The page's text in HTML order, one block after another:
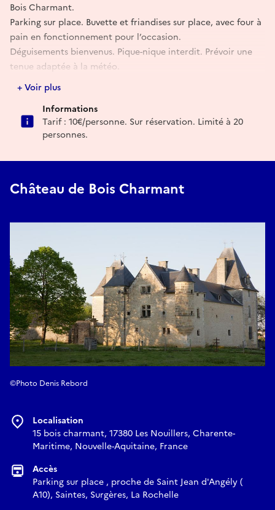
Bois Charmant.
Parking sur place. Buvette et friandises sur place, avec four à
pain en fonctionnement pour l’occasion.
Déguisements bienvenus. Pique-nique interdit. Prévoir une
tenue adaptée à la météo.
+ Voir plus
Informations
Tarif : 10€/personne. Sur réservation. Limité à 20
personnes.
Château de Bois Charmant
©Photo Denis Rebord
Localisation
15 bois charmant, 17380 Les Nouillers, Charente-
Maritime, Nouvelle-Aquitaine, France
Accès
Parking sur place , proche de Saint Jean d'Angély (
A10), Saintes, Surgères, La Rochelle